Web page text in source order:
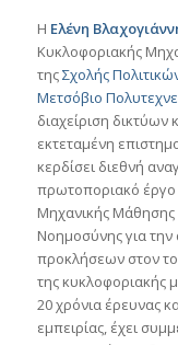
Η Ελένη
Κυκλοφοριακής
τηςΣχολής
Μετσόβιο
διαχείριση δικτύων
εκτεταμένη
κερδίσει διεθνή
πρωτοποριακό έργο
Μηχανικής Μάθησης
Νοημοσύνης για την
προκλήσεων στον
της κυκλοφοριακής
20 χρόνια έρευνας
εμπειρίας, έχει